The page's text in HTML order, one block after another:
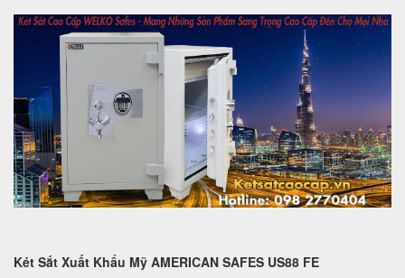
Két Sắt Xuất Khẩu Mỹ AMERICAN SAFES US88 FE